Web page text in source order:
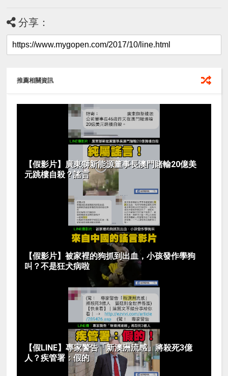
分享：
推薦相關資訊
【假影片】廣東獅新能源董事長澳門賭輸20億美
元跳樓自殺？謠言
【假影片】被家裡的狗抓到出血，小孩發作學狗
叫？不是狂犬病啦
【假LINE】專家警告「新澳洲流感」將殺死3億
人？疾管署：假的